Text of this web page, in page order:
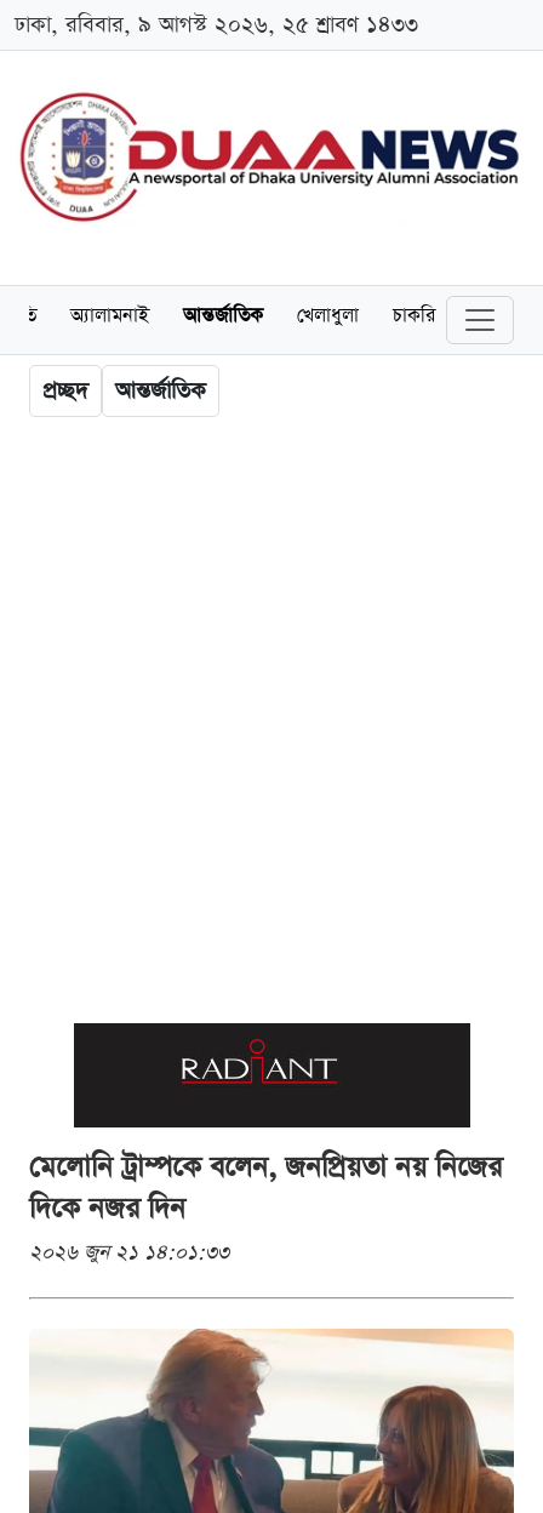
ঢাকা, রবিবার, ৯ আগস্ট ২০২৬, ২৫ শ্রাবণ ১৪৩৩
অ্যালামনাই আন্তর্জাতিক খেলাধুলা চাকরি স্কলারশিপ
প্রচ্ছদ আন্তর্জাতিক
মেলোনি ট্রাম্পকে বলেন, জনপ্রিয়তা নয় নিজের
দিকে নজর দিন
২০২৬ জুন ২১ ১৪:০১:৩৩